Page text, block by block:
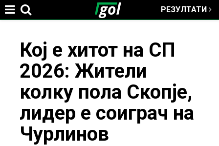
РЕЗУЛТАТИ
here
Кој е хитот на СП
2026: Жители
колку пола Скопје,
лидер е соиграч на
Чурлинов